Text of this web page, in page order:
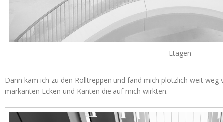
Etagen
Dann kam ich zu den Rolltreppen und fand mich plötzlich weit weg
markanten Ecken und Kanten die auf mich wirkten.